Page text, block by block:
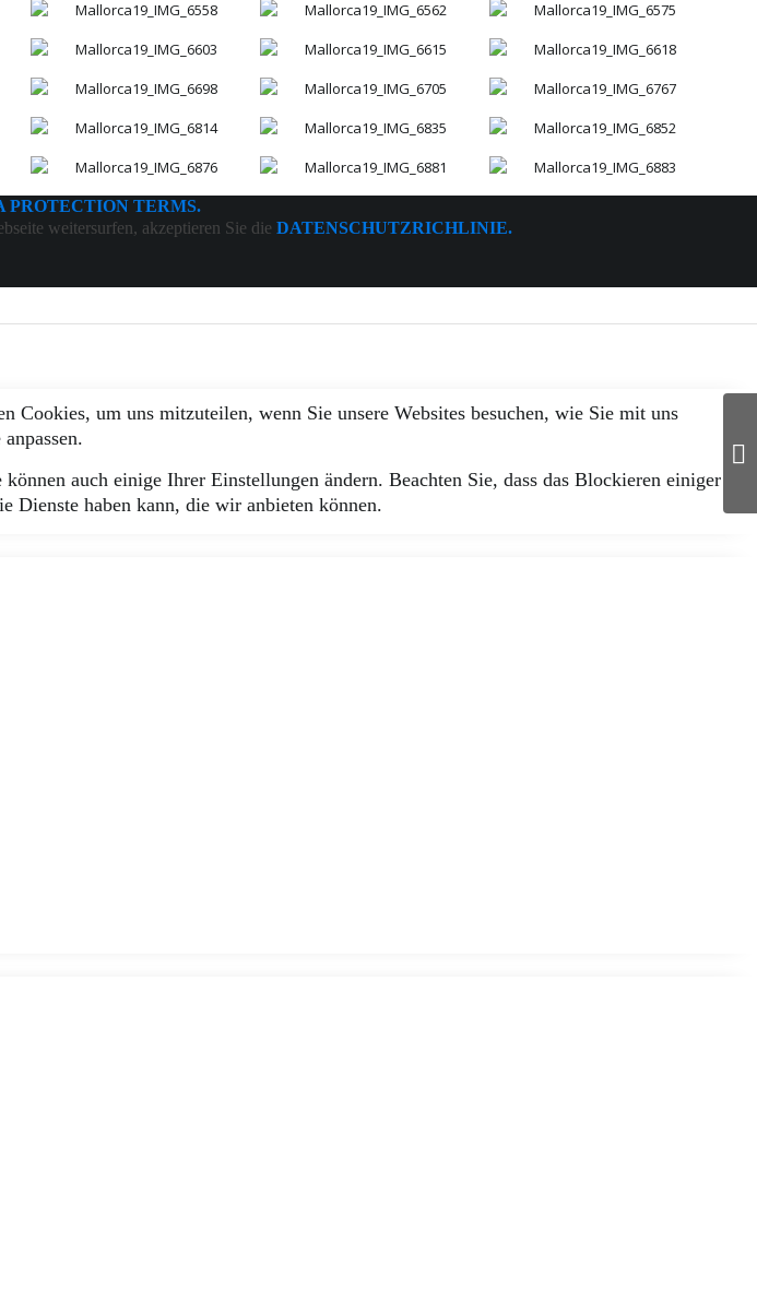
PROTECTION TERMS.
weitersurfen, akzeptieren Sie die DATENSCHUTZRICHLINIE.
um uns mitzuteilen, wenn Sie unsere Websites besuchen, wie Sie mit uns
auch einige Ihrer Einstellungen ändern. Beachten Sie, dass das Blockieren einiger
Dienste haben kann, die wir anbieten können.